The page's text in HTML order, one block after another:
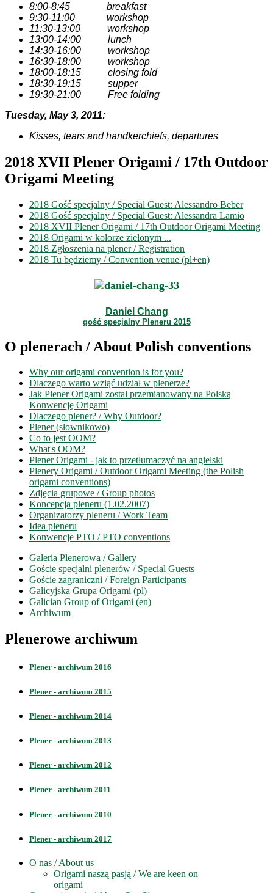
8:00-8:45 breakfast
9:30-11:00 workshop
11:30-13:00 workshop
13:00-14:00 lunch
14:30-16:00 workshop
16:30-18:00 workshop
18:00-18:15 closing fold
18:30-19:15 supper
19:30-21:00 Free folding
Tuesday, May 3, 2011:
Kisses, tears and handkerchiefs, departures
2018 XVII Plener Origami / 17th Outdoor
Origami Meeting
2018 Gość specjalny / Special Guest: Alessandro Beber
2018 Gość specjalny / Special Guest: Alessandra Lamio
2018 XVII Plener Origami / 17th Outdoor Origami Meeting
2018 Origami w kolorze zielonym ...
2018 Zgłoszenia na plener / Registration
2018 Tu będziemy / Convention venue (pl+en)
Daniel Chang
gość specjalny Pleneru 2015
O plenerach / About Polish conventions
Why our origami convention is for you?
Dlaczego warto wziąć udział w plenerze?
Jak Plener Origami zostal przemianowany na Polską
Konwencję Origami
Dlaczego plener? / Why Outdoor?
Plener (słownikowo)
Co to jest OOM?
What's OOM?
Plener Origami - jak to przetłumaczyć na angielski
Plenery Origami / Outdoor Origami Meeting (the Polish
origami conventions)
Zdjęcia grupowe / Group photos
Koncepcja pleneru (1.02.2007)
Organizatorzy pleneru / Work Team
Idea pleneru
Konwencje PTO / PTO conventions
Galeria Plenerowa / Gallery
Goście specjalni plenerów / Special Guests
Goście zagraniczni / Foreign Participants
Galicyjska Grupa Origami (pl)
Galician Group of Origami (en)
Archiwum
Plenerowe archiwum
Plener - archiwum 2016
Plener - archiwum 2015
Plener - archiwum 2014
Plener - archiwum 2013
Plener - archiwum 2012
Plener - archiwum 2011
Plener - archiwum 2010
Plener - archiwum 2017
O nas / About us
Origami naszą pasją / We are keen on
origami